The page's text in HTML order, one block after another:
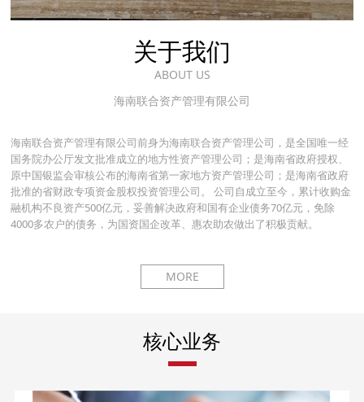
关于我们
ABOUT US
海南联合资产管理有限公司
海南联合资产管理有限公司前身为海南联合资产管理公司，是全国唯一经
国务院办公厅发文批准成立的地方性资产管理公司；是海南省政府授权、
原中国银监会审核公布的海南省第一家地方资产管理公司；是海南省政府
批准的省财政专项资金股权投资管理公司。 公司自成立至今，累计收购金
融机构不良资产500亿元，妥善解决政府和国有企业债务70亿元，免除
4000多农户的债务，为国资国企改革、惠农助农做出了积极贡献。
MORE
核心业务